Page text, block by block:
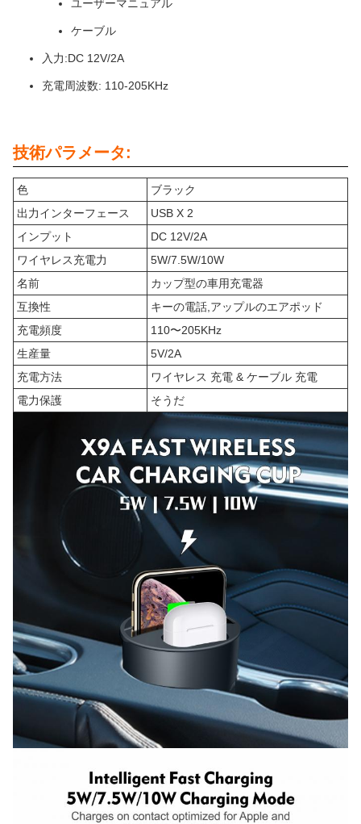
ユーザーマニュアル
ケーブル
入力:DC 12V/2A
充電周波数: 110-205KHz
技術パラメータ:
色
ブラック
出力インターフェース
USB X 2
インプット
DC 12V/2A
ワイヤレス充電力
5W/7.5W/10W
名前
カップ型の車用充電器
互換性
キーの電話,アップルのエアポッド
充電頻度
110〜205KHz
生産量
5V/2A
充電方法
ワイヤレス 充電 & ケーブル 充電
電力保護
そうだ